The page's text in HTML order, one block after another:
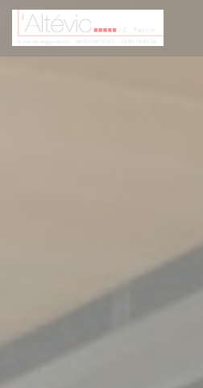
Personnalisation de vos choix en